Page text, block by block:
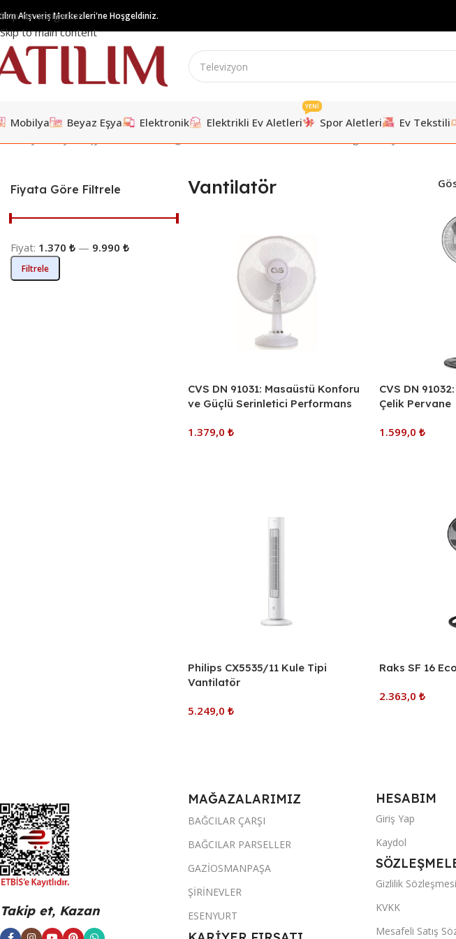
Skip to navigation
Skip to main content
Alışveriş Merkezleri'ne Hoşgeldiniz.
Mobilya Beyaz Eşya Elektronik Elektrikli Ev Aletleri Spor Aletleri
YENİ
Ev Tekstili
Fiyata Göre Filtrele
Filtrele
Fiyat: 1.370 ₺ — 9.990 ₺
Vantilatör
CVS DN 91031: Masaüstü Konforu
ve Güçlü Serinletici Performans
1.379,0 ₺
CVS DN
Çelik Pervane
1.599,0 ₺
Philips CX5535/11 Kule Tipi
Vantilatör
5.249,0 ₺
Raks SF 16 Eco
2.363,0 ₺
Takip et, Kazan
MAĞAZALARIMIZ
BAĞCILAR ÇARŞI
BAĞCILAR PARSELLER
GAZİOSMANPAŞA
ŞİRİNEVLER
ESENYURT
HESABIM
Giriş Yap
Kaydol
Gizlilik Sözleşmesi
KVKK
Mesafeli Satış